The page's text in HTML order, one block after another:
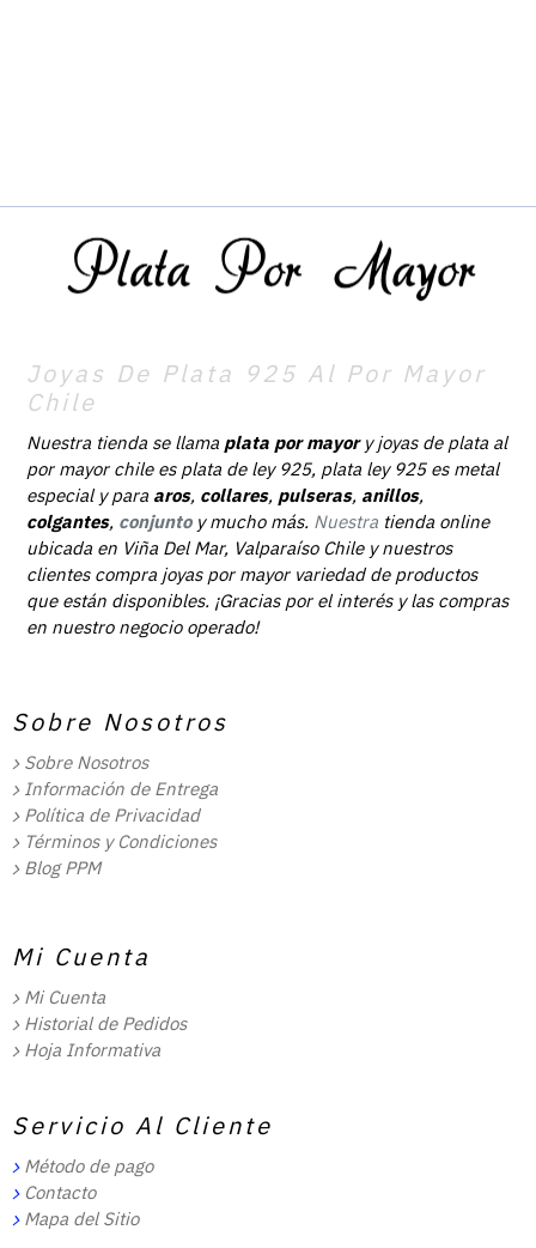
Joyas De Plata 925 Al Por Mayor
Chile
Nuestra tienda se llama plata por mayory joyas de plata al
por mayor chile es plata de ley 925, plata ley 925 es metal
especial y para aros, collares, pulseras, anillos,
colgantes, conjunto y mucho más. Nuestra tienda online
ubicada en Viña Del Mar, Valparaíso Chile y nuestros
clientes compra joyas por mayor variedad de productos
que están disponibles. ¡Gracias por el interés y las compras
en nuestro negocio operado!
Sobre Nosotros
Sobre Nosotros
Información de Entrega
Política de Privacidad
Términos y Condiciones
Blog PPM
Mi Cuenta
Mi Cuenta
Historial de Pedidos
Hoja Informativa
Servicio Al Cliente
Método de pago
Contacto
Mapa del Sitio